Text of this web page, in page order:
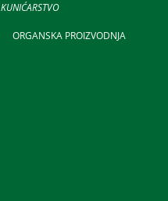
KUNIĆARSTVO
ORGANSKA PROIZVODNJA